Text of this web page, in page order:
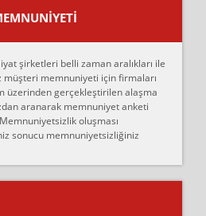
Sonrasında taşıma gününde
2600 TL'ye ankaradan
bu şahıs evin taşınacağı gün
anlaştım sözleşme yaptım.
tasittim.. bu kişiler ağrılı
şirketleri belli zaman aralıkları ile
memnuniyeti için firmaları
üzerinden gerçekleştirilen alaşma
aranarak memnuniyet anketi
oluşması
sonucu memnuniyetsizliğiniz